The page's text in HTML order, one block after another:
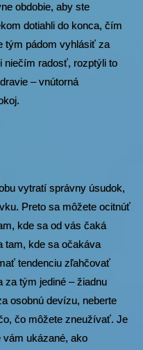
obdobie, aby ste
dotiahli do konca, čím
tým pádom vyhlásiť za
niečím radosť, rozptýli to
– vnútorná
vytratí správny úsudok,
Preto sa môžete ocitnúť
kde sa od vás čaká
tam, kde sa očakáva
tendenciu zľahčovať
za tým jediné – žiadnu
osobnú devízu, neberte
čo môžete zneužívať. Je
ukázané, ako